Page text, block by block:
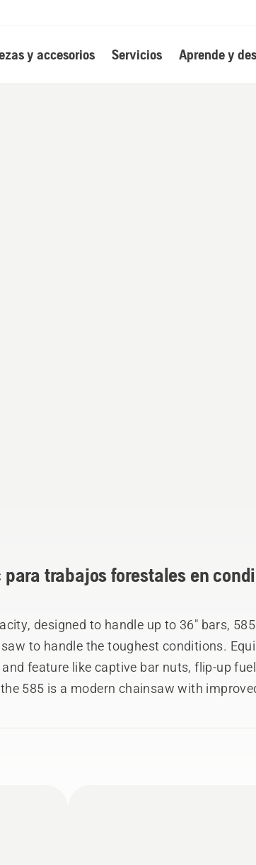
y accesorios Servicios Aprende y
trabajos forestales en
designed to handle up to 36" bars,
to handle the toughest conditions.
feature like captive bar nuts, flip-up
585 is a modern chainsaw with